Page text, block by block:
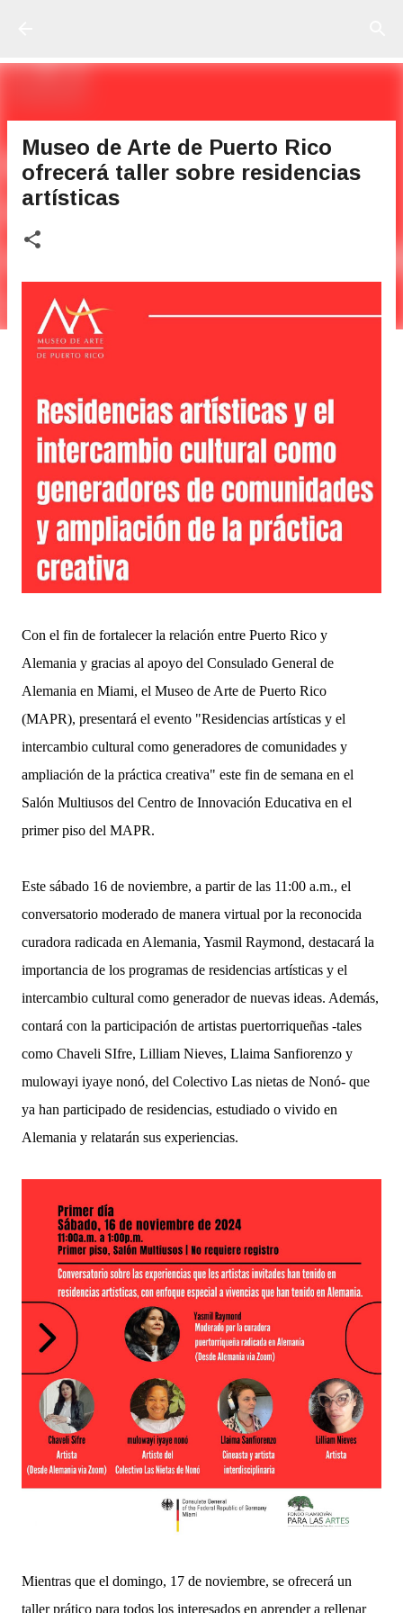
Museo de Arte de Puerto Rico
ofrecerá taller sobre residencias
artísticas
Con el fin de fortalecer la relación entre Puerto Rico y
Alemania y gracias al apoyo del Consulado General de
Alemania en Miami, el Museo de Arte de Puerto Rico
(MAPR), presentará el evento "Residencias artísticas y el
intercambio cultural como generadores de comunidades y
ampliación de la práctica creativa" este fin de semana en el
Salón Multiusos del Centro de Innovación Educativa en el
primer piso del MAPR.
Este sábado 16 de noviembre, a partir de las 11:00 a.m., el
conversatorio moderado de manera virtual por la reconocida
curadora radicada en Alemania, Yasmil Raymond, destacará la
importancia de los programas de residencias artísticas y el
intercambio cultural como generador de nuevas ideas. Además,
contará con la participación de artistas puertorriqueñas -tales
como Chaveli SIfre, Lilliam Nieves, Llaima Sanfiorenzo y
mulowayi iyaye nonó, del Colectivo Las nietas de Nonó- que
ya han participado de residencias, estudiado o vivido en
Alemania y relatarán sus experiencias.
Mientras que el domingo, 17 de noviembre, se ofrecerá un
taller prático para todos los interesados en aprender a rellenar